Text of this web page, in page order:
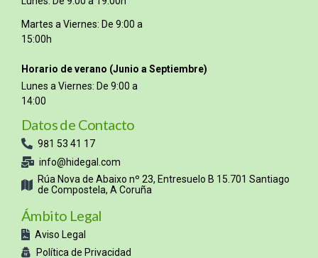
Martes a Viernes: De 9:00 a
15:00h
Horario de verano (Junio a Septiembre)
Lunes a Viernes: De 9:00 a
14:00
Datos de Contacto
981 53 41 17
info@hidegal.com
Rúa Nova de Abaixo nº 23, Entresuelo B 15.701 Santiago
de Compostela, A Coruña
Ámbito Legal
Aviso Legal
Política de Privacidad